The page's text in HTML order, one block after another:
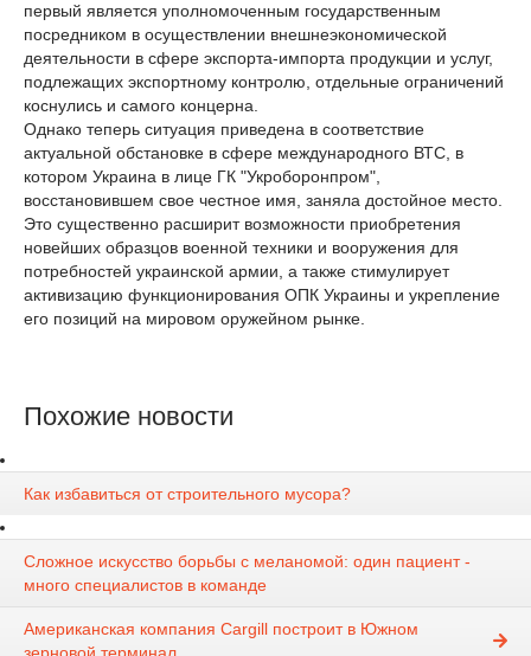
первый является уполномоченным государственным
посредником в осуществлении внешнеэкономической
деятельности в сфере экспорта-импорта продукции и услуг,
подлежащих экспортному контролю, отдельные ограничений
коснулись и самого концерна.
Однако теперь ситуация приведена в соответствие
актуальной обстановке в сфере международного ВТС, в
котором Украина в лице ГК "Укроборонпром",
восстановившем свое честное имя, заняла достойное место.
Это существенно расширит возможности приобретения
новейших образцов военной техники и вооружения для
потребностей украинской армии, а также стимулирует
активизацию функционирования ОПК Украины и укрепление
его позиций на мировом оружейном рынке.
Похожие новости
Как избавиться от строительного мусора?
Сложное искусство борьбы с меланомой: один пациент -
много специалистов в команде
Американская компания Cargill построит в Южном